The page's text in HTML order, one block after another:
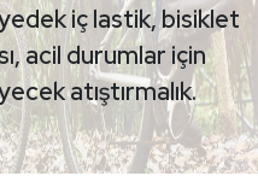
iç lastik, bisiklet
acil durumlar için
atıştırmalık.